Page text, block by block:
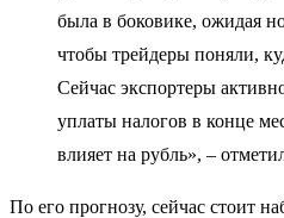
была в боковике, ожидая
чтобы трейдеры поняли,
Сейчас экспортеры
уплаты налогов в конце
влияет на рубль», –
По его прогнозу, сейчас стоит